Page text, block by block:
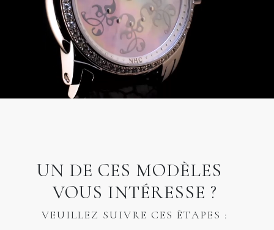
UN DE CES MODÈLES
VOUS INTÉRESSE ?
VEUILLEZ SUIVRE CES ÉTAPES :